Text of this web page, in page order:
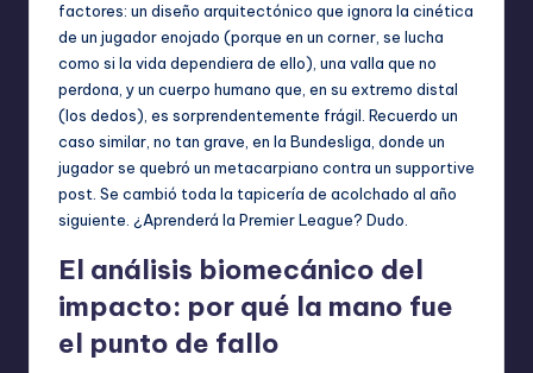
factores: un diseño arquitectónico que ignora la cinética
de un jugador enojado (porque en un corner, se lucha
como si la vida dependiera de ello), una valla que no
perdona, y un cuerpo humano que, en su extremo distal
(los dedos), es sorprendentemente frágil. Recuerdo un
caso similar, no tan grave, en la Bundesliga, donde un
jugador se quebró un metacarpiano contra un supportive
post. Se cambió toda la tapicería de acolchado al año
siguiente. ¿Aprenderá la Premier League? Dudo.
El análisis biomecánico del
impacto: por qué la mano fue
el punto de fallo